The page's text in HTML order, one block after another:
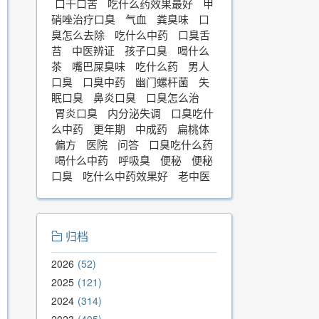
口干口苦 吃什么药效果最好
甲
硝唑治疗口臭
气血 粪臭味
口
臭怎么去除
吃什么中药
口臭舌
苔
中医辨证 孩子口臭
喝什么
茶
嘴巴屎臭味 吃什么药
男人
口臭
口臭中药 幽门螺杆菌
失
眠口臭
鼻炎口臭
口臭怎么治
胃炎口臭
内分泌失调
口臭吃什
么中药
更年期 中成药
扁桃体
偏方
医院 问答
口臭吃什么药
喝什么中药
呼吸臭 便秘
便秘
口臭
吃什么中药效果好 老中医
归档
2026 52
2025 121
2024 314